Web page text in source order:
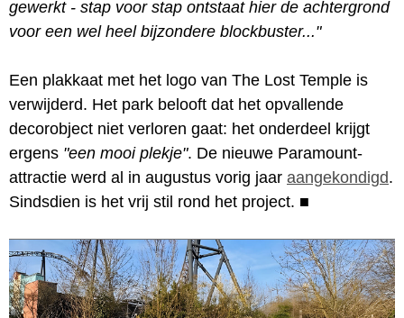
gewerkt - stap voor stap ontstaat hier de achtergrond
voor een wel heel bijzondere blockbuster..."
Een plakkaat met het logo van The Lost Temple is
verwijderd. Het park belooft dat het opvallende
decorobject niet verloren gaat: het onderdeel krijgt
ergens "een mooi plekje". De nieuwe Paramount-
attractie werd al in augustus vorig jaar aangekondigd.
Sindsdien is het vrij stil rond het project. ■